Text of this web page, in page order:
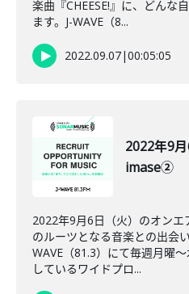
楽曲『CHEESE!』に、どんな
ます。J-WAVE（8...
2022.09.07|00:05:05
2022年9
imase②
2022年9月6日（火）のオン
のルーツとなる音楽との出会
WAVE（81.3）にて毎週月曜
しているワイドプロ...